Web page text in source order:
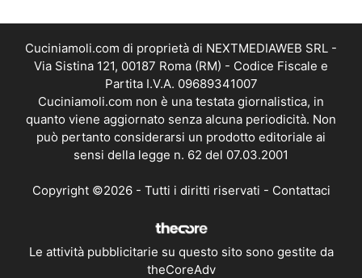
Cuciniamoli.com di proprietà di NEXTMEDIAWEB SRL -
Via Sistina 121, 00187 Roma (RM) - Codice Fiscale e
Partita I.V.A. 09689341007
Cuciniamoli.com non è una testata giornalistica, in
quanto viene aggiornato senza alcuna periodicità. Non
può pertanto considerarsi un prodotto editoriale ai
sensi della legge n. 62 del 07.03.2001
Copyright ©2026 - Tutti i diritti riservati - Contattaci
Le attività pubblicitarie su questo sito sono gestite da
theCoreAdv